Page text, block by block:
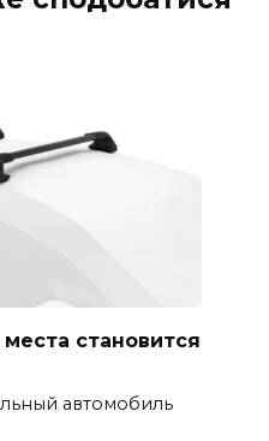
становится
автомобиль